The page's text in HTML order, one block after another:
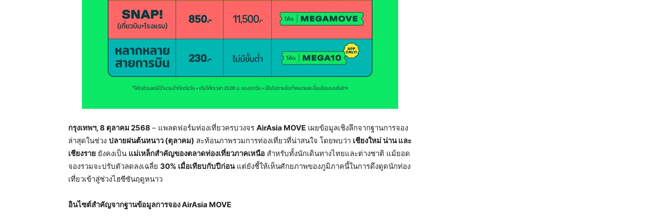
กรุงเทพฯ, 8 ตุลาคม 2568 – แพลตฟอร์มท่องเที่ยวครบวงจร AirAsia MOVE เผยข้อมูลเชิงลึกจากฐานการจอง
ล่าสุดในช่วง ปลายฝนต้นหนาว (ตุลาคม) สะท้อนภาพรวมการท่องเที่ยวที่น่าสนใจ โดยพบว่า เชียงใหม่ น่าน และ
เชียงราย ยังคงเป็น แม่เหล็กสำคัญของตลาดท่องเที่ยวภาคเหนือ สำหรับทั้งนักเดินทางไทยและต่างชาติ แม้ยอด
จองรวมจะปรับตัวลดลงเฉลี่ย 30% เมื่อเทียบกับปีก่อนแต่ยังชี้ให้เห็นศักยภาพของภูมิภาคนี้ในการดึงดูดนักท่อง
เที่ยวเข้าสู่ช่วงไฮซีซันฤดูหนาว
อินไซต์สำคัญจากฐานข้อมูลการจองAirAsia MOVE